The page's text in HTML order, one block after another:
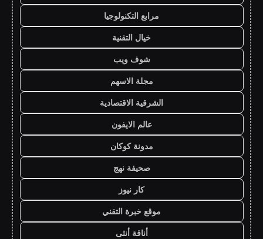
مرابع التكنولوجيا
خيال التقنية
شوف ويب
مجلة الاسهم
الشرقية الاقتصادية
عالم الايفون
مدونة كوكان
صحيفة نهج
كار نيوز
موقع خبرة التقني
أناقة أنثى